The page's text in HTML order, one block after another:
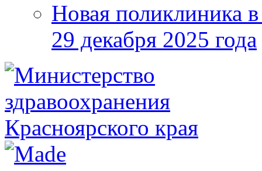
Новая поликлиника
29 декабря 2025 года